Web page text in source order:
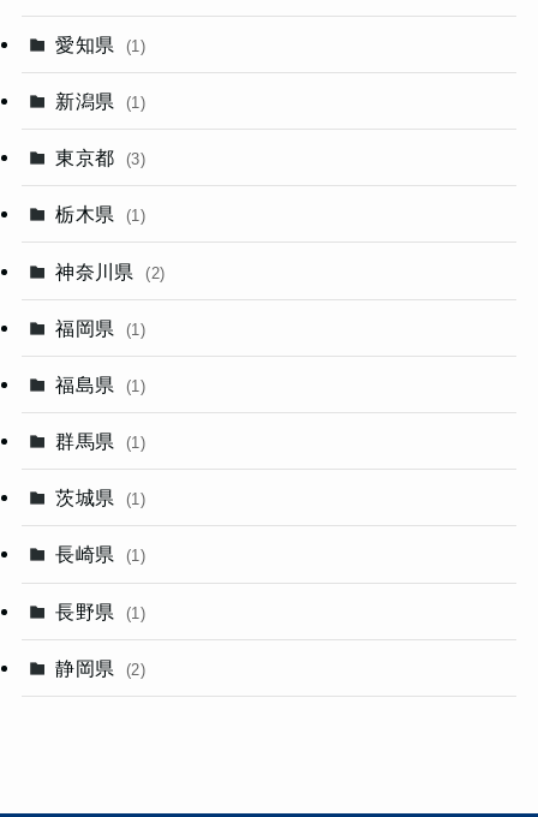
愛知県 (1)
新潟県 (1)
東京都 (3)
栃木県 (1)
神奈川県 (2)
福岡県 (1)
福島県 (1)
群馬県 (1)
茨城県 (1)
長崎県 (1)
長野県 (1)
静岡県 (2)